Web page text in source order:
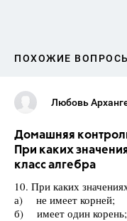
ПОХОЖИЕ
Любовь
Домашняя
При каких
класс алгебра
10. При каких
а) не имеет корней;
б) имеет один